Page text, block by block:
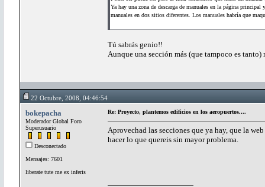
Ya hay una zona de descarga de manuales en la página
manuales en dos sitios diferentes. Los manuales habría que
Tú sabrás genio!!
Aunque una sección más (que tampoco es tanto)
22 Octubre, 2008, 04:46:54
bokepacha
Moderador Global Foro
Superusuario
Desconectado
Mensajes: 7601
liberate tute me ex inferis
Re: Proyecto, plantemos edificios en los aeropuertos....
Aprovechad las secciones que ya hay, que la
hacer lo que quereis sin mayor problema.